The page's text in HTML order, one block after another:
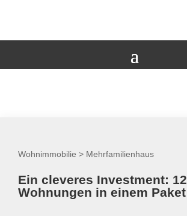
Wohnimmobilie > Mehrfamilienhaus
Ein cleveres Investment: 12
Wohnungen in einem Paket